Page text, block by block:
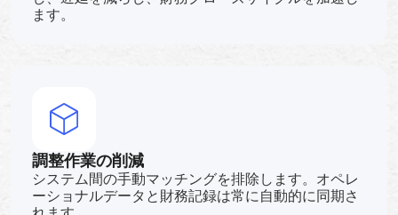
ます。
調整作業の削減
システム間の手動マッチングを排除します。オペレ
ーショナルデータと財務記録は常に自動的に同期さ